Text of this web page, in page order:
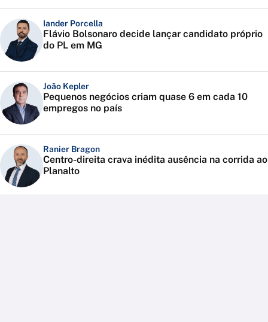
Iander Porcella
Flávio Bolsonaro decide lançar candidato próprio
do PL em MG
João Kepler
Pequenos negócios criam quase 6 em cada 10
empregos no país
Ranier Bragon
Centro-direita crava inédita ausência na corrida ao
Planalto